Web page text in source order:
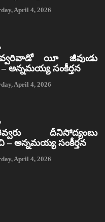
April 4, 2026
యీ జీవుఁడు
అన్నమయ్య సంకీర్తన
April 4, 2026
దీనిసోద్యంబు
– అన్నమయ్య సంకీర్తన
April 4, 2026